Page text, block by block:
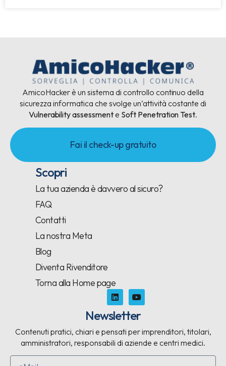
AmicoHacker è un sistema di controllo continuo della
sicurezza informatica che svolge un’attività costante di
Vulnerability assessmente Soft Penetration Test.
Fai il check-up gratuito
Scopri
La tua azienda è davvero al sicuro?
FAQ
Contatti
La nostra Meta
Blog
Diventa Rivenditore
Torna alla Home page
Newsletter
Contenuti pratici, chiari e pensati per imprenditori, titolari,
amministratori, responsabili di aziende e centri medici.